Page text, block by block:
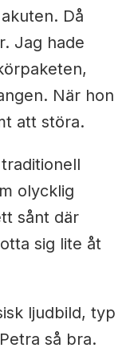
Då
Jag hade
När hon
att störa.
olycklig
sånt där
sig lite åt
ljudbild, typ
så bra.